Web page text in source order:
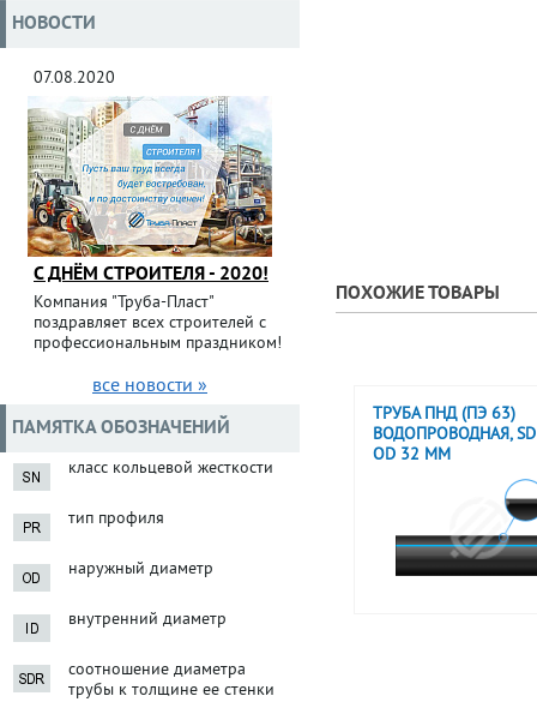
ПОХОЖИЕ ТОВАРЫ
ТРУБА ПНД (ПЭ 63)
ВОДОПРОВОДНАЯ,
OD 32 ММ
НОВОСТИ
07.08.2020
С ДНЁМ СТРОИТЕЛЯ - 2020!
Компания "Труба-Пласт"
поздравляет всех строителей с
профессиональным праздником!
все новости »
ПАМЯТКА ОБОЗНАЧЕНИЙ
класс кольцевой жесткости
тип профиля
наружный диаметр
внутренний диаметр
соотношение диаметра
трубы к толщине ее стенки